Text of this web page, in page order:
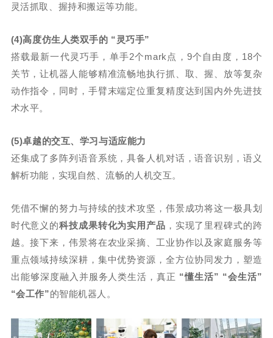
灵活抓取、握持和搬运等功能。
(4)高度仿生人类双手的 “灵巧手”
搭载最新一代灵巧手，单手2个mark点，9个自由度，18个
关节，让机器人能够精准流畅地执行抓、取、握、放等复杂
动作指令，同时，手臂末端定位重复精度达到国内外先进技
术水平。
(5)卓越的交互、学习与适应能力
还集成了多阵列语音系统，具备人机对话，语音识别，语义
解析功能，实现自然、流畅的人机交互。
凭借不懈的努力与持续的技术攻坚，伟景成功将这一极具划
时代意义的科技成果转化为实用产品 ，实现了里程碑式的跨
越。接下来，伟景将在农业采摘、工业协作以及家庭服务等
重点领域持续深耕，集中优势资源，全方位协同发力，塑造
出能够深度融入并服务人类生活，真正 “懂生活” “会生活”
“会工作”的智能机器人。